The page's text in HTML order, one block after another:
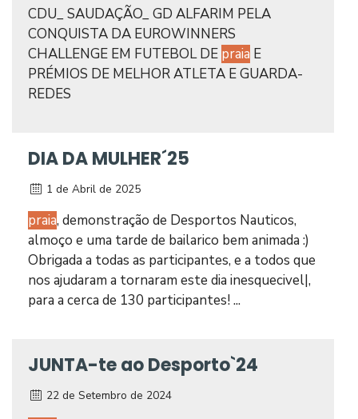
CDU_ SAUDAÇÃO_ GD ALFARIM PELA
CONQUISTA DA EUROWINNERS
CHALLENGE EM FUTEBOL DE praia E
PRÉMIOS DE MELHOR ATLETA E GUARDA-
REDES
DIA DA MULHER´25
1 de Abril de 2025
praia, demonstração de Desportos Nauticos,
almoço e uma tarde de bailarico bem animada :)
Obrigada a todas as participantes, e a todos que
nos ajudaram a tornaram este dia inesquecivel|,
para a cerca de 130 participantes! ...
JUNTA-te ao Desporto`24
22 de Setembro de 2024